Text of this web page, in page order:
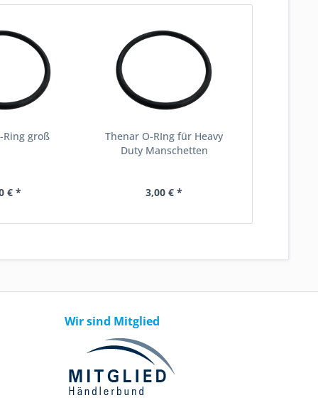
Ring groß
€ *
Thenar O-RIng für Heavy
Duty Manschetten
3,00 € *
Wir sind Mitglied